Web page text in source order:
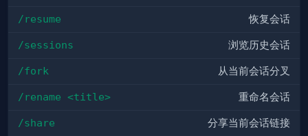
/resume 恢复会话
/sessions 浏览历史会话
/fork 从当前会话分叉
/rename <title> 重命名会话
/share 分享当前会话链接